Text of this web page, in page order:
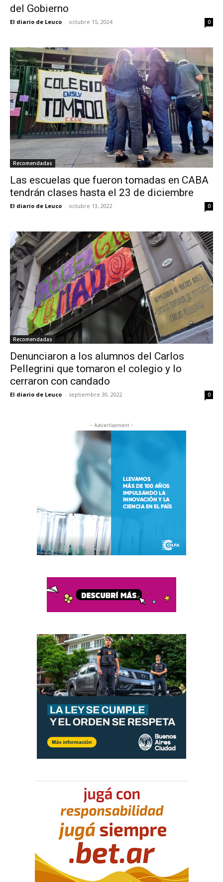
del Gobierno
El diario de Leuco - octubre 15, 2024 0
Recomendadas
Las escuelas que fueron tomadas en CABA
tendrán clases hasta el 23 de diciembre
El diario de Leuco - octubre 13, 2022 0
Recomendadas
Denunciaron a los alumnos del Carlos
Pellegrini que tomaron el colegio y lo
cerraron con candado
El diario de Leuco - septiembre 30, 2022 0
- Advertisement -